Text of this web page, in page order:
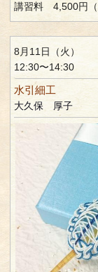
講習料 4,500円（
8月11日（火）
12:30〜14:30
水引細工
大久保 厚子